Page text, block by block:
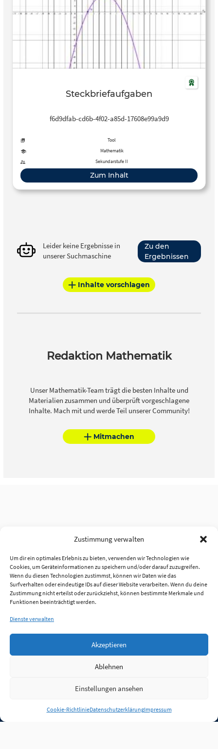
Zustimmung verwalten
Um dir ein optimales Erlebnis zu bieten, verwenden wir Technologien wie
Cookies, um Geräteinformationen zu speichern und/oder darauf zuzugreifen.
Wenn du diesen Technologien zustimmst, können wir Daten wie das
Surfverhalten oder eindeutige IDs auf dieser Website verarbeiten. Wenn du deine
Zustimmung nicht erteilst oder zurückziehst, können bestimmte Merkmale und
Funktionen beeinträchtigt werden.
Dienste verwalten
Akzeptieren
Ablehnen
Einstellungen ansehen
Cookie-RichtlinieDatenschutzerklärungImpressum
Steckbriefaufgaben
f6d9dfab-cd6b-4f02-a85d-17608e99a9d9
Tool
Mathematik
Sekundarstufe II
Zum Inhalt
Leider keine Ergebnisse in
unserer Suchmaschine
Zu den
Ergebnissen
Inhalte vorschlagen
Redaktion Mathematik
Unser Mathematik-Team trägt die besten Inhalte und
Materialien zusammen und überprüft vorgeschlagene
Inhalte. Mach mit und werde Teil unserer Community!
Mitmachen
Anmelden
Jobs Partner FAQ Quellen